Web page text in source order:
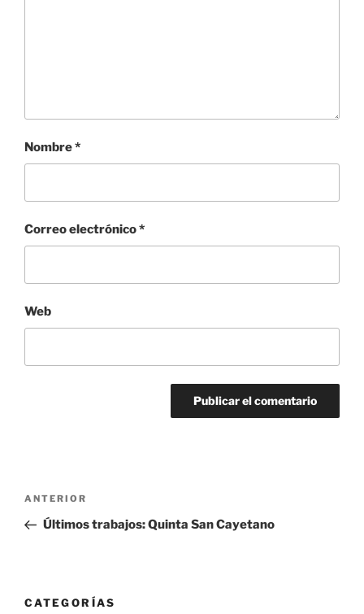
Nombre*
Correo electrónico*
Web
Navegación
entradas
Entrada
anterior:
ANTERIOR
Últimos trabajos: Quinta San Cayetano
CATEGORÍAS